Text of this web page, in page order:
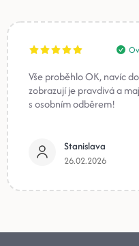
Vše proběhlo OK, navíc
zobrazují je pravdivá a
s osobním odběrem!
Stanislava
26.02.2026